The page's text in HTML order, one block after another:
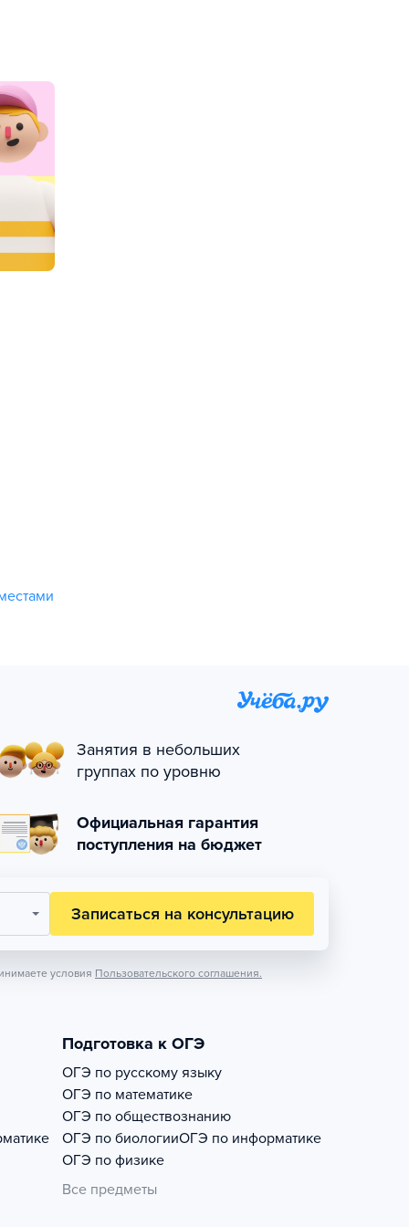
Занятия в небольших
группах по уровню
Официальная гарантия
поступления на бюджет
Записаться на консультацию
условия Пользовательского соглашения.
Подготовка к ОГЭ
ОГЭ по русскому языку
ОГЭ по математике
ОГЭ по обществознанию
ОГЭ по биологииОГЭ по информатике
ОГЭ по физике
Все предметы